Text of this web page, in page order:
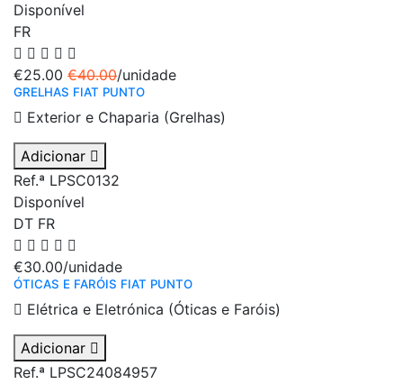
Disponível
FR
€25.00 €40.00/unidade
GRELHAS FIAT PUNTO
Exterior e Chaparia (Grelhas)
Adicionar
Ref.ª LPSC0132
Disponível
DT FR
€30.00/unidade
ÓTICAS E FARÓIS FIAT PUNTO
Elétrica e Eletrónica (Óticas e Faróis)
Adicionar
Ref.ª LPSC24084957